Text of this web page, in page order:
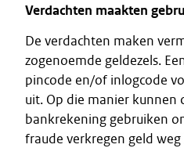
Verdachten maakten
De verdachten maken
zogenoemde geldezels.
pincode en/of inlogcode
uit. Op die manier kunnen
bankrekening gebruiken
fraude verkregen geld weg